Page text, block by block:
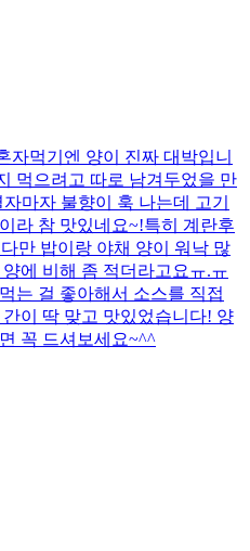
자먹기엔 양이 진짜 대박입니
먹으려고 따로 남겨두었을 만
마자 불향이 훅 나는데 고기
라 참 맛있네요~!특히 계란후
만 밥이랑 야채 양이 워낙 많
에 비해 좀 적더라고요ㅠ.ㅠ
는 걸 좋아해서 소스를 직접
이 딱 맞고 맛있었습니다! 양
꼭 드셔보세요~^^